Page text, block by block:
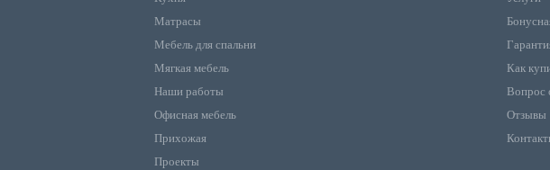
Матрасы
Мебель для спальни
Мягкая мебель
Наши работы
Офисная мебель
Прихожая
Проекты
Как
Вопрос
Отзывы